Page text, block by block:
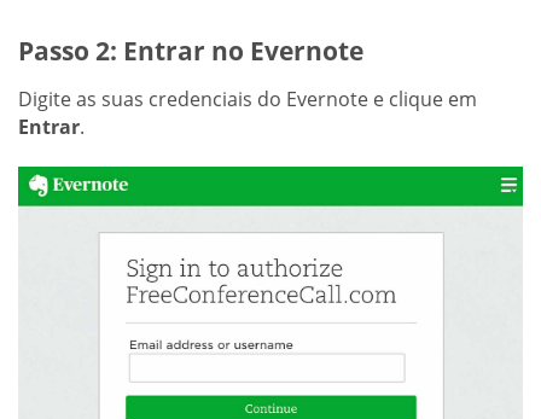
Passo 2: Entrar no Evernote
Digite as suas credenciais do Evernote e clique em
Entrar.